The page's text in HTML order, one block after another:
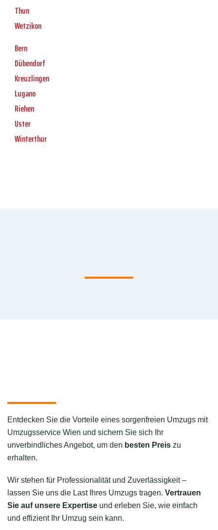
Thun
Wetzikon
Bern
Dübendorf
Kreuzlingen
Lugano
Riehen
Uster
Winterthur
Entdecken Sie die Vorteile eines sorgenfreien Umzugs mit
Umzugsservice Wien und sichern Sie sich Ihr
unverbindliches Angebot, um den besten Preis zu
erhalten.
Wir stehen für Professionalität und Zuverlässigkeit –
lassen Sie uns die Last Ihres Umzugs tragen. Vertrauen
Sie auf unsere Expertise und erleben Sie, wie einfach
und effizient Ihr Umzug sein kann.